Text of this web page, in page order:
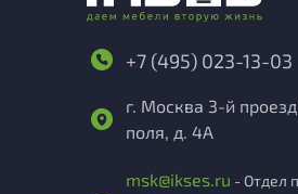
+7 (495) 023-13-03
г. Москва 3-й
поля, д. 4А
msk@ikses.ru - Отдел